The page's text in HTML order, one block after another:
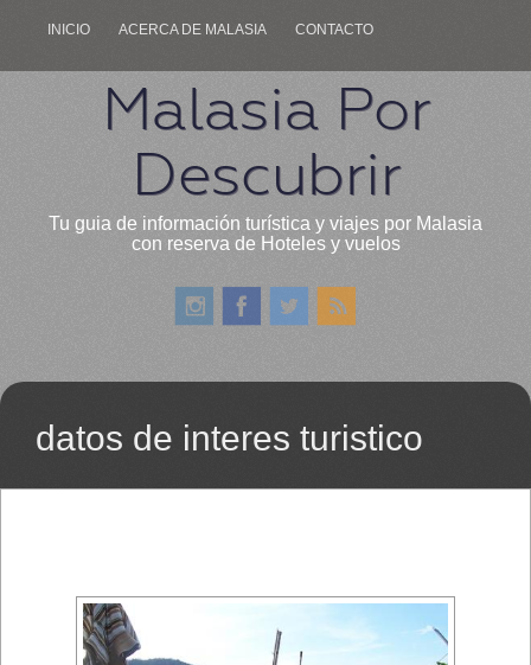
INICIO ACERCA DE MALASIA CONTACTO
Malasia Por
Descubrir
Tu guia de información turística y viajes por Malasia
con reserva de Hoteles y vuelos
datos de interes turistico